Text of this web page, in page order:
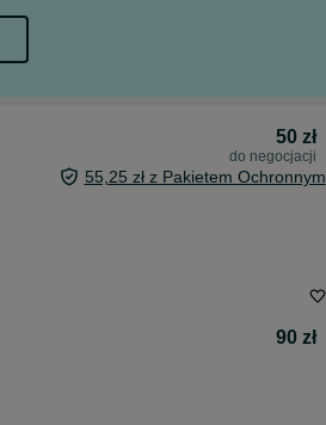
50 zł
do negocjacji
55,25 zł z Pakietem Ochronnym
90 zł